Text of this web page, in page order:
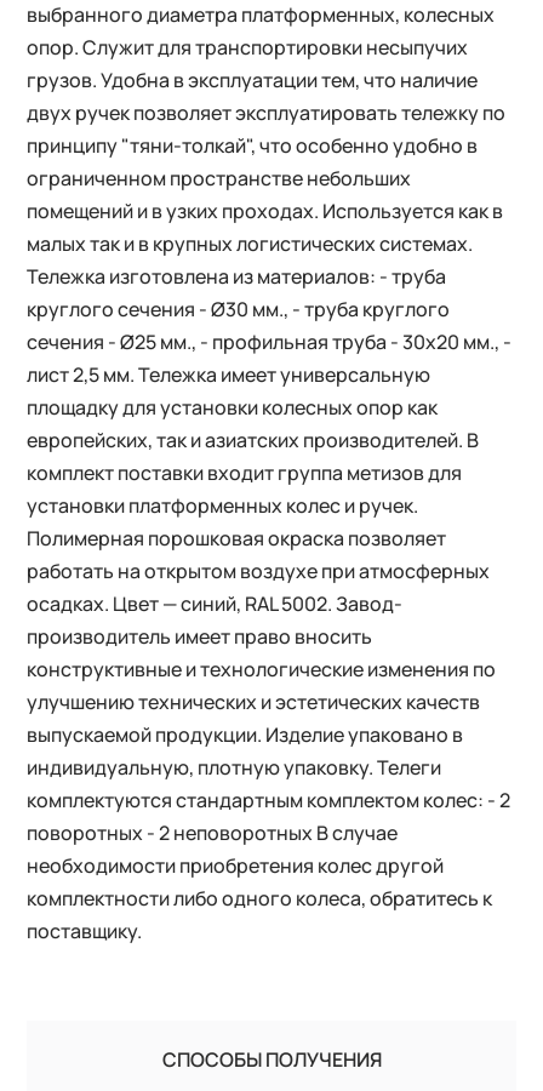
выбранного диаметра платформенных, колесных
опор. Служит для транспортировки несыпучих
грузов. Удобна в эксплуатации тем, что наличие
двух ручек позволяет эксплуатировать тележку по
принципу "тяни-толкай", что особенно удобно в
ограниченном пространстве небольших
помещений и в узких проходах. Используется как в
малых так и в крупных логистических системах.
Тележка изготовлена из материалов: - труба
круглого сечения - Ø30 мм., - труба круглого
сечения - Ø25 мм., - профильная труба - 30х20 мм., -
лист 2,5 мм. Тележка имеет универсальную
площадку для установки колесных опор как
европейских, так и азиатских производителей. В
комплект поставки входит группа метизов для
установки платформенных колес и ручек.
Полимерная порошковая окраска позволяет
работать на открытом воздухе при атмосферных
осадках. Цвет — синий, RAL 5002. Завод-
производитель имеет право вносить
конструктивные и технологические изменения по
улучшению технических и эстетических качеств
выпускаемой продукции. Изделие упаковано в
индивидуальную, плотную упаковку. Телеги
комплектуются стандартным комплектом колес: - 2
поворотных - 2 неповоротных В случае
необходимости приобретения колес другой
комплектности либо одного колеса, обратитесь к
поставщику.
СПОСОБЫ ПОЛУЧЕНИЯ